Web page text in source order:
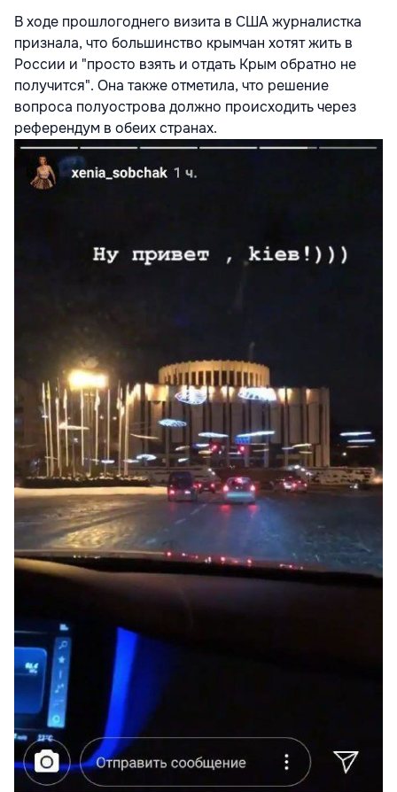
В ходе прошлогоднего визита в США журналистка
признала, что большинство крымчан хотят жить в
России и "просто взять и отдать Крым обратно не
получится". Она также отметила, что решение
вопроса полуострова должно происходить через
референдум в обеих странах.